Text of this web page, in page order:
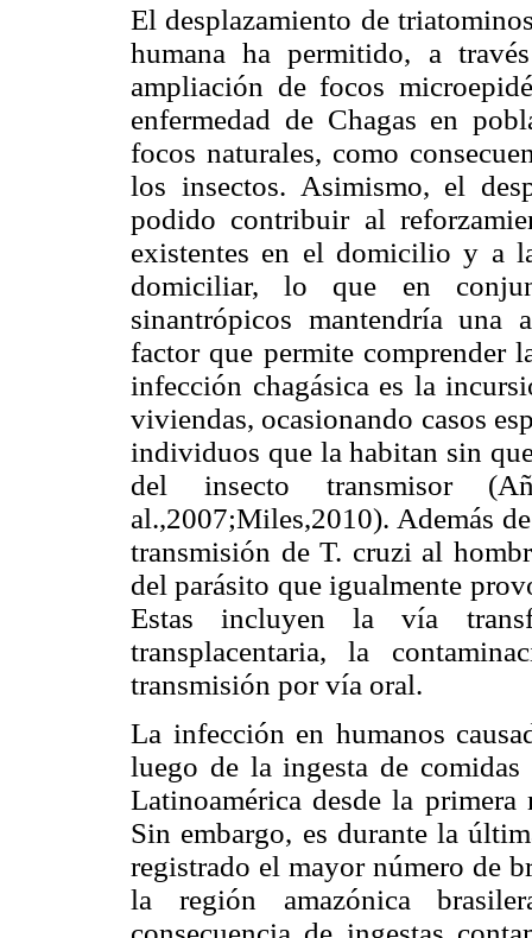
El desplazamiento de
humana ha permitido, a
ampliación de focos
enfermedad de Chagas en
focos naturales, como
los insectos. Asimismo, el
podido contribuir al
existentes en el domicilio y a
domiciliar, lo que en
sinantrópicos mantendría
factor que permite comprender
infección chagásica es la
viviendas, ocasionando casos
individuos que la habitan sin
del insecto transmisor
al.,2007;Miles,2010). Además
transmisión de T. cruzi al
del parásito que igualmente
Estas incluyen la vía
transplacentaria, la
transmisión por vía oral.
La infección en humanos
luego de la ingesta de
Latinoamérica desde la
Sin embargo, es durante la
registrado el mayor número de
la región amazónica